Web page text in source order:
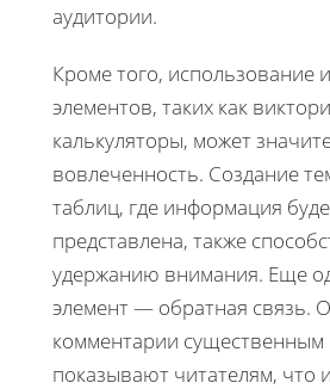
аудитории.
Кроме того, использование
элементов, таких как
калькуляторы, может
вовлеченность. Создание
таблиц, где информация
представлена, также
удержанию внимания. Еще
элемент — обратная связь.
комментарии существенным
показывают читателям, что